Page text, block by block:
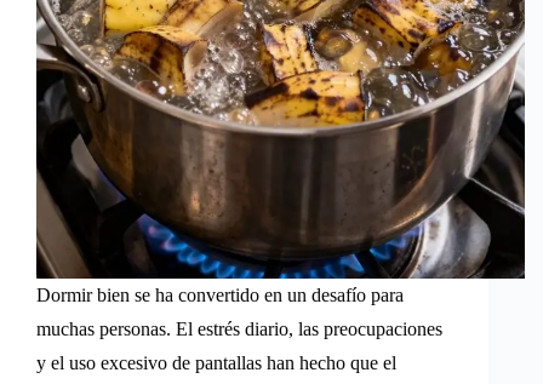
Dormir bien se ha convertido en un desafío para
muchas personas. El estrés diario, las preocupaciones
y el uso excesivo de pantallas han hecho que el